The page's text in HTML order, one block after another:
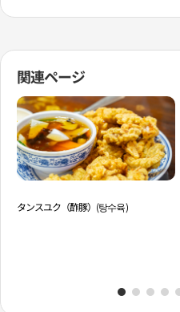
関連ページ
タンスユク（酢豚）(탕수육)